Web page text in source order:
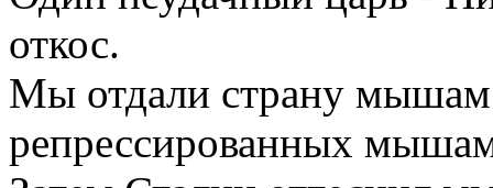
откос.
Мы отдали страну
репрессированных